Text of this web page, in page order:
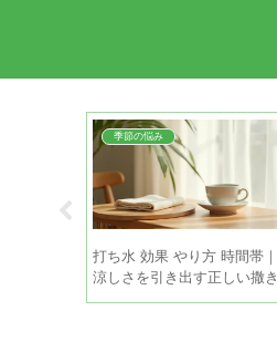
季節の悩み
打ち水 効果 やり方 時間帯｜
涼しさを引き出す正しい撒き
方と注意点